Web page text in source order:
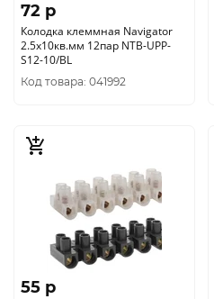
72 p
Колодка клеммная Navigator
2.5х10кв.мм 12пар NTB-UPP-
S12-10/BL
Код товара: 041992
55 p